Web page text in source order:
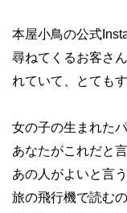
本屋小鳥の公式
尋ねてくるお客さ
れていて、とてもす
女の子の生まれた
あなたがこれだと
あの人がよいと言
旅の飛行機で読む